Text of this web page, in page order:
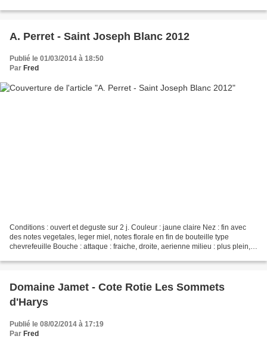
A. Perret - Saint Joseph Blanc 2012
Publié le 01/03/2014 à 18:50
Par Fred
Conditions : ouvert et deguste sur 2 j. Couleur : jaune claire Nez : fin avec
des notes vegetales, leger miel, notes florale en fin de bouteille type
chevrefeuille Bouche : attaque : fraiche, droite, aerienne milieu : plus plein,
Domaine Jamet - Cote Rotie Les Sommets
d'Harys
Publié le 08/02/2014 à 17:19
Par Fred